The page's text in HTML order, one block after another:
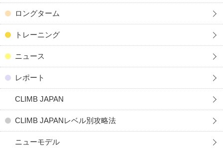
ロングターム
トレーニング
ニュース
レポート
CLIMB JAPAN
CLIMB JAPANレベル別攻略法
ニューモデル